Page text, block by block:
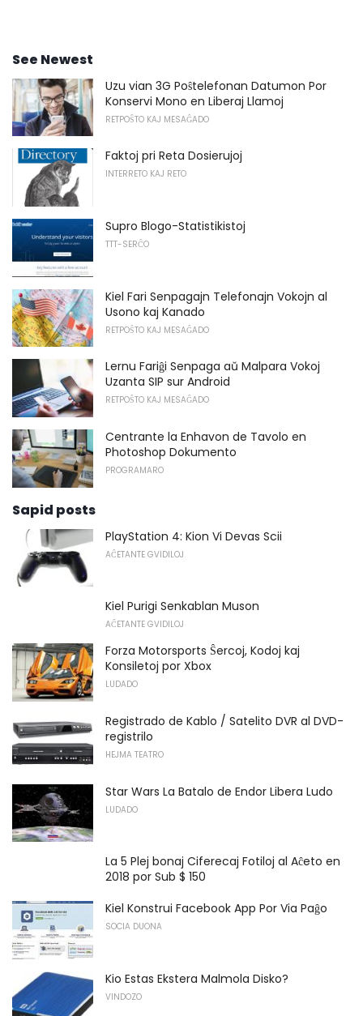
See Newest
Uzu vian 3G Poŝtelefonan Datumon Por
Konservi Mono en Liberaj Llamoj
RETPOŜTO KAJ MESAĜADO
Faktoj pri Reta Dosierujoj
INTERRETO KAJ RETO
Supro Blogo-Statistikistoj
TTT-SERĈO
Kiel Fari Senpagajn Telefonajn Vokojn al
Usono kaj Kanado
RETPOŜTO KAJ MESAĜADO
Lernu Fariĝi Senpaga aŭ Malpara Vokoj
Uzanta SIP sur Android
RETPOŜTO KAJ MESAĜADO
Centrante la Enhavon de Tavolo en
Photoshop Dokumento
PROGRAMARO
Sapid posts
PlayStation 4: Kion Vi Devas Scii
AĈETANTE GVIDILOJ
Kiel Purigi Senkablan Muson
AĈETANTE GVIDILOJ
Forza Motorsports Ŝercoj, Kodoj kaj
Konsiletoj por Xbox
LUDADO
Registrado de Kablo / Satelito DVR al DVD-
registrilo
HEJMA TEATRO
Star Wars La Batalo de Endor Libera Ludo
LUDADO
La 5 Plej bonaj Ciferecaj Fotiloj al Aĉeto en
2018 por Sub $ 150
Kiel Konstrui Facebook App Por Via Paĝo
SOCIA DUONA
Kio Estas Ekstera Malmola Disko?
VINDOZO